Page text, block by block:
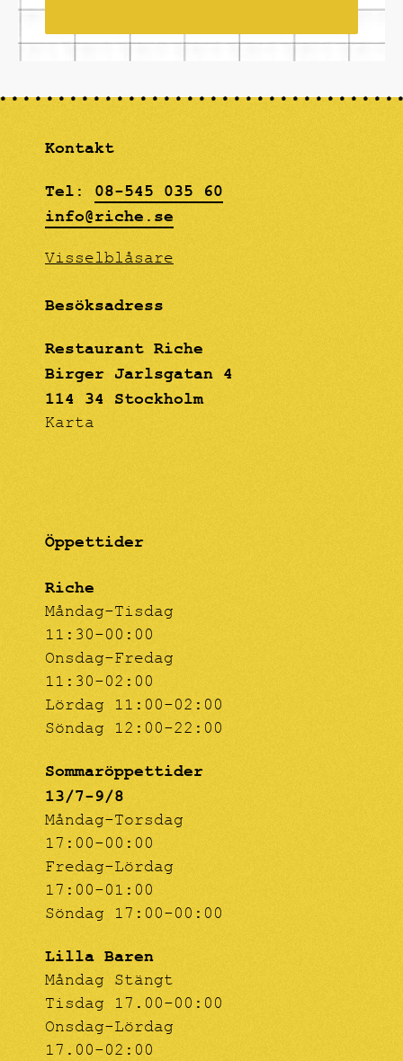
Öppettider
Riche
Måndag-Tisdag
11:30-00:00
Onsdag-Fredag
11:30-02:00
Lördag 11:00-02:00
Söndag 12:00-22:00
Sommaröppettider
13/7-9/8
Måndag-Torsdag
17:00-00:00
Fredag-Lördag
17:00-01:00
Söndag 17:00-00:00
Lilla Baren
Måndag Stängt
Tisdag 17.00-00:00
Onsdag-Lördag
17.00-02:00
Kontakt
Tel: 08-545 035 60
info@riche.se
Visselblåsare
Besöksadress
Restaurant Riche
Birger Jarlsgatan 4
114 34 Stockholm
Karta